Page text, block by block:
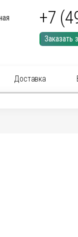
+7
Заказать
Доставка